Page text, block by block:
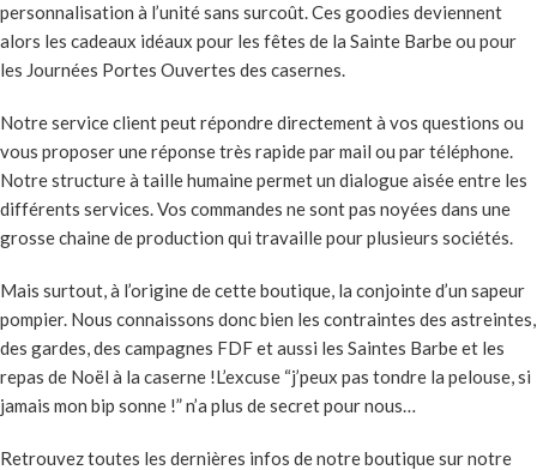
personnalisation à l’unité sans surcoût. Ces goodies deviennent
alors les cadeaux idéaux pour les fêtes de la Sainte Barbe ou pour
les Journées Portes Ouvertes des casernes.
Notre service client peut répondre directement à vos questions ou
vous proposer une réponse très rapide par mail ou par téléphone.
Notre structure à taille humaine permet un dialogue aisée entre les
différents services. Vos commandes ne sont pas noyées dans une
grosse chaine de production qui travaille pour plusieurs sociétés.
Mais surtout, à l’origine de cette boutique, la conjointe d’un sapeur
pompier. Nous connaissons donc bien les contraintes des astreintes,
des gardes, des campagnes FDF et aussi les Saintes Barbe et les
repas de Noël à la caserne !L’excuse “j’peux pas tondre la pelouse, si
jamais mon bip sonne !” n’a plus de secret pour nous…
Retrouvez toutes les dernières infos de notre boutique sur notre